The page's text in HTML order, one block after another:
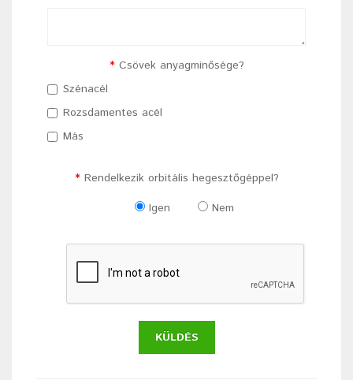
Csövek anyagminősége?
Szénacél
Rozsdamentes acél
Más
Rendelkezik orbitális hegesztőgéppel?
Igen
Nem
KÜLDÉS